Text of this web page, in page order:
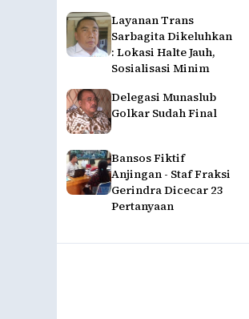
Layanan Trans
Sarbagita Dikeluhkan
: Lokasi Halte Jauh,
Sosialisasi Minim
Delegasi Munaslub
Golkar Sudah Final
Bansos Fiktif
Anjingan - Staf Fraksi
Gerindra Dicecar 23
Pertanyaan